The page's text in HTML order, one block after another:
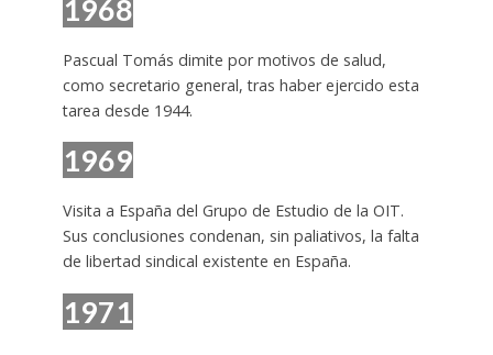
1968
Pascual Tomás dimite por motivos de salud,
como secretario general, tras haber ejercido esta
tarea desde 1944.
1969
Visita a España del Grupo de Estudio de la OIT.
Sus conclusiones condenan, sin paliativos, la falta
de libertad sindical existente en España.
1971